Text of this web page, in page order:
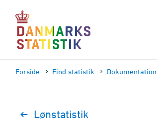
sidens
indhold
Forside Find statistik Dokumen­tation
Lønstatistik